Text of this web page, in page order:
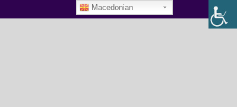
Macedonian